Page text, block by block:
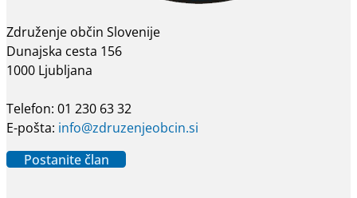
Združenje občin Slovenije
Dunajska cesta 156
1000 Ljubljana
Telefon: 01 230 63 32
E-pošta: info@zdruzenjeobcin.si
Postanite član